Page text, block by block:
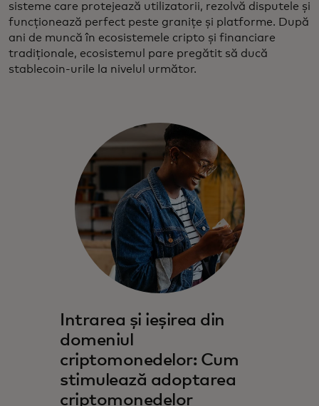
sisteme care protejează utilizatorii, rezolvă disputele și
funcționează perfect peste granițe și platforme. După
ani de muncă în ecosistemele cripto și financiare
tradiționale, ecosistemul pare pregătit să ducă
stablecoin-urile la nivelul următor.
Intrarea și ieșirea din
domeniul
criptomonedelor: Cum
stimulează adoptarea
criptomonedelor